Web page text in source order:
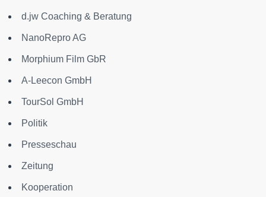
d.jw Coaching & Beratung
NanoRepro AG
Morphium Film GbR
A-Leecon GmbH
TourSol GmbH
Politik
Presseschau
Zeitung
Kooperation